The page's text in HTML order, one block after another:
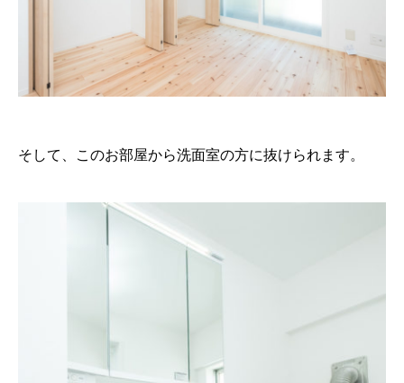
そして、このお部屋から洗面室の方に抜けられます。